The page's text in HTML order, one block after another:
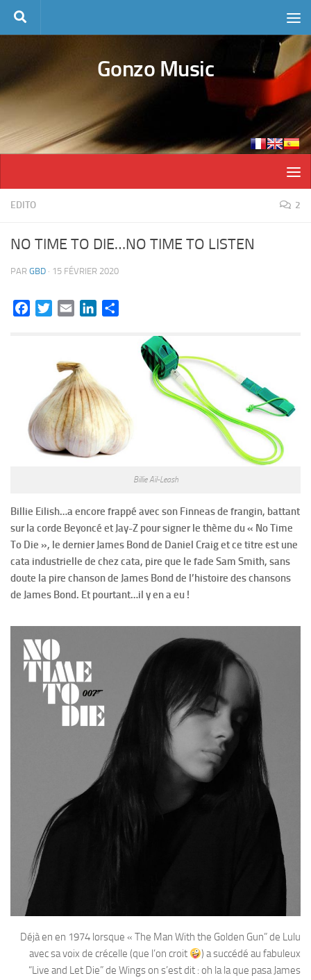
Skip to content
Gonzo Music
EDITO 2
NO TIME TO DIE…NO TIME TO LISTEN
PAR GBD · 15 FÉVRIER 2020
FacebookTwitterEmail LinkedIn
Billie Aïl-Leash
Billie Eilish…a encore frappé avec son Finneas de frangin, battant
sur la corde Beyoncé et Jay-Z pour signer le thème du « No Time
To Die », le dernier James Bond de Daniel Craig et ce titre est une
cata industrielle de chez cata, pire que le fade Sam Smith, sans
doute la pire chanson de James Bond de l’histoire des chansons
de James Bond. Et pourtant…il y en a eu !
Déjà en en 1974 lorsque « The Man With the Golden Gun” de Lulu
avec sa voix de crécelle (que l’on croit
) a succédé au fabuleux
“Live and Let Die” de Wings on s’est dit : oh la la que pasa James